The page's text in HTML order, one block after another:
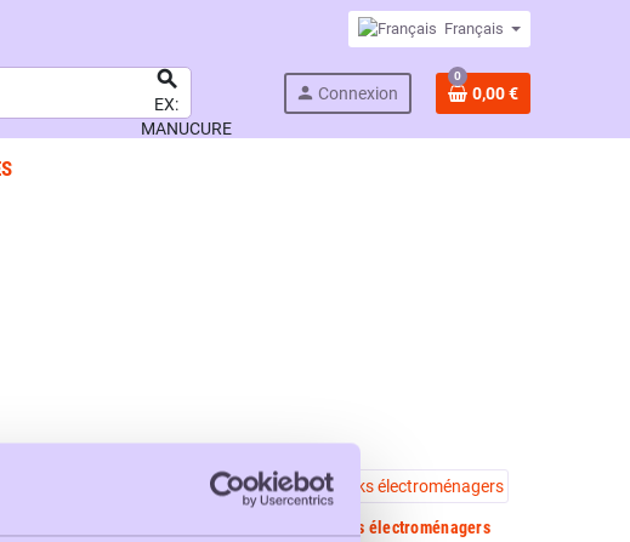
Français

EX:
MANUCURE
person Connexion
0
0,00 €
Packs électroménagers